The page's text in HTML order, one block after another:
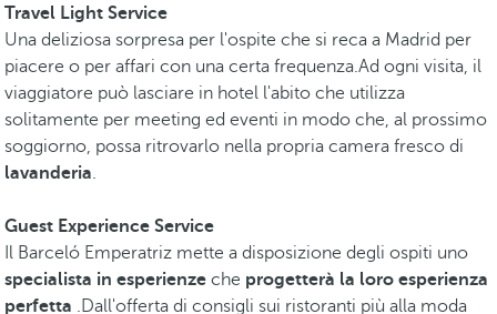
Travel Light Service
Una deliziosa sorpresa per l'ospite che si reca a Madrid per
piacere o per affari con una certa frequenza.Ad ogni visita, il
viaggiatore può lasciare in hotel l'abito che utilizza
solitamente per meeting ed eventi in modo che, al prossimo
soggiorno, possa ritrovarlo nella propria camera fresco di
lavanderia.
Guest Experience Service
Il Barceló Emperatriz mette a disposizione degli ospiti uno
specialista in esperienze che progetterà la loro esperienza
perfetta .Dall'offerta di consigli sui ristoranti più alla moda